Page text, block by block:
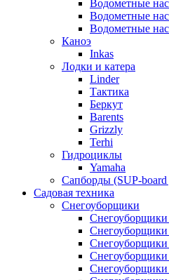
Водометные
Водометные
Водометные
Каноэ
Inkas
Лодки и катера
Linder
Тактика
Беркут
Barents
Grizzly
Terhi
Гидроциклы
Yamaha
Сапборды (SUP-board
Садовая техника
Снегоуборщики
Снегоуборщики
Снегоуборщики
Снегоуборщики
Снегоуборщики